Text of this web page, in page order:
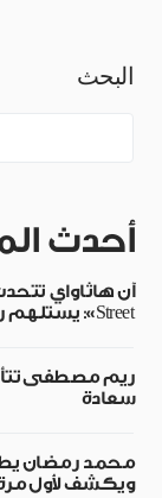
البحث
أحدث
Street»: يستلهم روح أفلام المغامرات الكلاسيكية
ريم مصطفى
سعادة
محمد رمضان
ويكشف لأول